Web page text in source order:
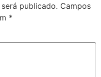
publicado. Campos
*